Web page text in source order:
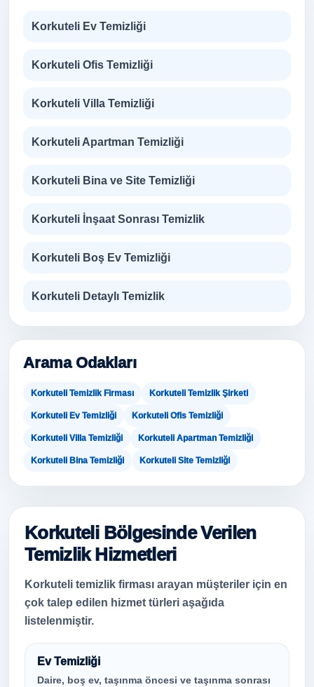
Korkuteli Ev Temizliği
Korkuteli Ofis Temizliği
Korkuteli Villa Temizliği
Korkuteli Apartman Temizliği
Korkuteli Bina ve Site Temizliği
Korkuteli İnşaat Sonrası Temizlik
Korkuteli Boş Ev Temizliği
Korkuteli Detaylı Temizlik
Arama Odakları
Korkuteli Temizlik Firması Korkuteli Temizlik Şirketi
Korkuteli Ev Temizliği Korkuteli Ofis Temizliği
Korkuteli Villa Temizliği Korkuteli Apartman Temizliği
Korkuteli Bina Temizliği Korkuteli Site Temizliği
Korkuteli Bölgesinde Verilen
Temizlik Hizmetleri
Korkuteli temizlik firması arayan müşteriler için en
çok talep edilen hizmet türleri aşağıda
listelenmiştir.
Ev Temizliği
Daire, boş ev, taşınma öncesi ve taşınma sonrası